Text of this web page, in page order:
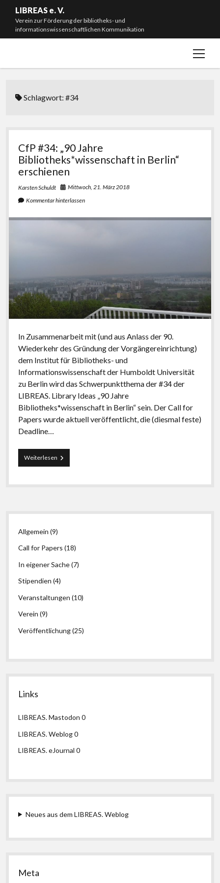
LIBREAS e. V.
Verein zur Förderung der bibliotheks- und
informationswissenschaftlichen Kommunikation
Menü
Satzung
Impressum
instagram
blueskyemail-
form
github
Schlagwort:#34
CfP #34: „90 Jahre
Bibliotheks*wissenschaft in Berlin“
erschienen
Karsten Schuldt
Mittwoch, 21. März 2018
Kommentar hinterlassen
In Zusammenarbeit mit (und aus Anlass der 90.
Wiederkehr des Gründung der Vorgängereinrichtung)
dem Institut für Bibliotheks- und
Informationswissenschaft der Humboldt Universität
zu Berlin wird das Schwerpunktthema der #34 der
LIBREAS. Library Ideas „90 Jahre
Bibliotheks*wissenschaft in Berlin“ sein. Der Call for
Papers wurde aktuell veröffentlicht, die (diesmal feste)
Deadline…
WeiterlesenCfP
#34:
Jahre
Seitenleiste
Allgemein (9)
Call for Papers (18)
In eigener Sache(7)
Stipendien (4)
Veranstaltungen (10)
Verein (9)
Veröffentlichung(25)
Links
LIBREAS. Mastodon 0
LIBREAS. Weblog0
LIBREAS. eJournal 0
Neues aus dem LIBREAS. Weblog
Meta